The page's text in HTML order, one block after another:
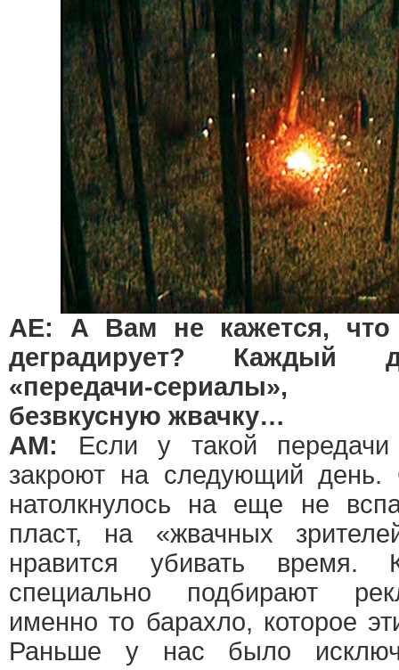
АЕ: А Вам не кажется, что
деградирует? Каждый
«передачи-
безвкусную жвачку…
АМ: Если у такой передачи
закроют на следующий день.
натолкнулось на еще не
пласт, на «жвачных
нравится убивать время.
специально подбирают
именно то барахло, которое
Раньше у нас было